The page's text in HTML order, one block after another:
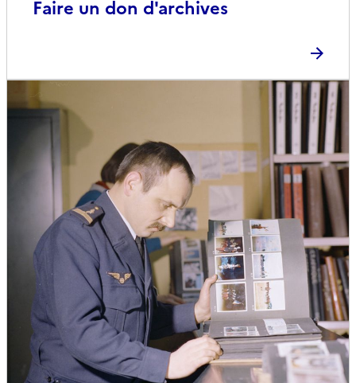
Faire un don d'archives